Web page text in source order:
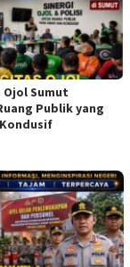
Sumut
Publik yang